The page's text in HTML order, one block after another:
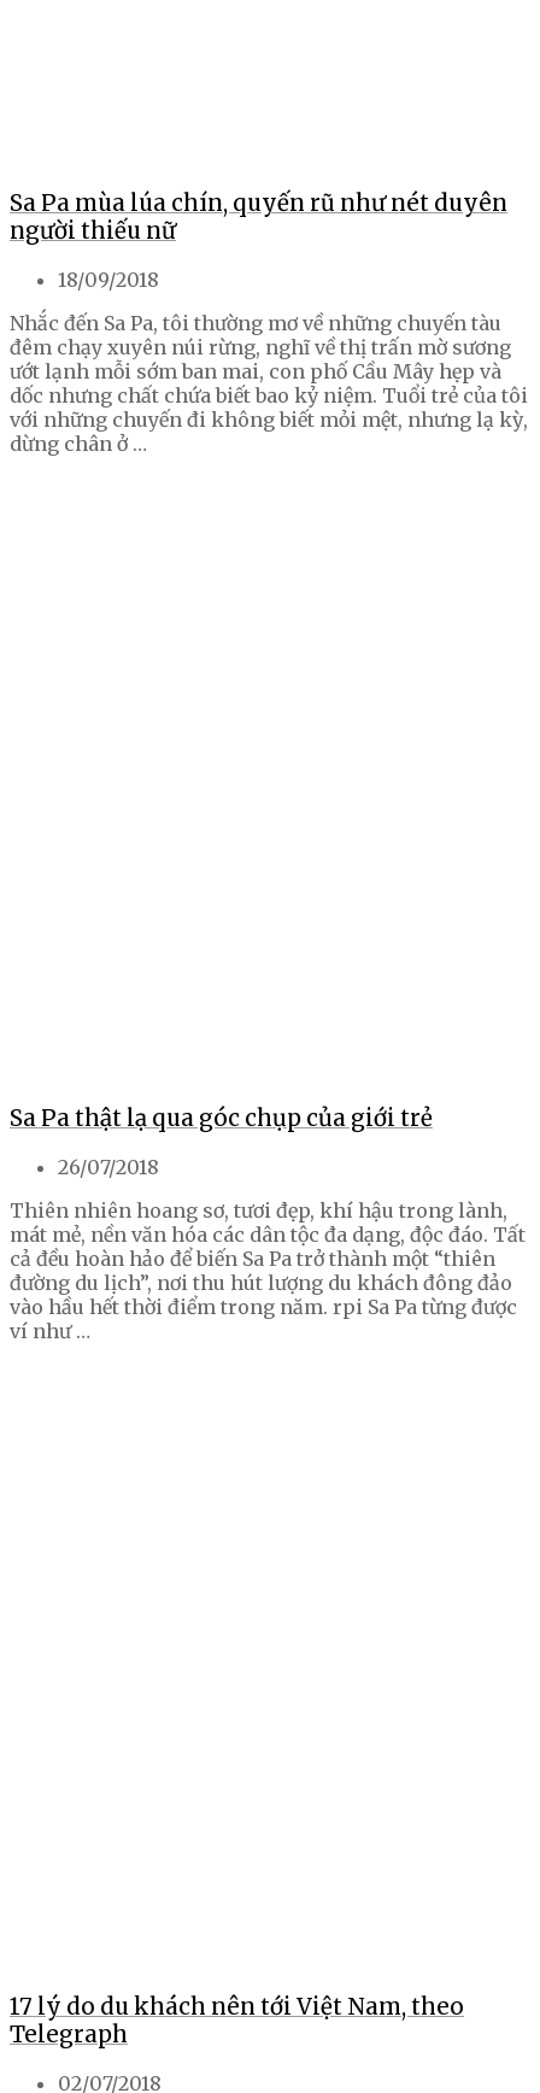
Sa Pa mùa lúa chín, quyến rũ như nét duyên
người thiếu nữ
18/09/2018
Nhắc đến Sa Pa, tôi thường mơ về những chuyến tàu
đêm chạy xuyên núi rừng, nghĩ về thị trấn mờ sương
ướt lạnh mỗi sớm ban mai, con phố Cầu Mây hẹp và
dốc nhưng chất chứa biết bao kỷ niệm. Tuổi trẻ của tôi
với những chuyến đi không biết mỏi mệt, nhưng lạ kỳ,
dừng chân ở …
Sa Pa thật lạ qua góc chụp của giới trẻ
26/07/2018
Thiên nhiên hoang sơ, tươi đẹp, khí hậu trong lành,
mát mẻ, nền văn hóa các dân tộc đa dạng, độc đáo. Tất
cả đều hoàn hảo để biến Sa Pa trở thành một “thiên
đường du lịch”, nơi thu hút lượng du khách đông đảo
vào hầu hết thời điểm trong năm. rpi Sa Pa từng được
ví như …
17 lý do du khách nên tới Việt Nam, theo
Telegraph
02/07/2018